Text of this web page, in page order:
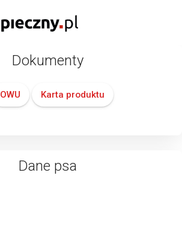
Dokumenty
OWU Karta produktu
Dane psa